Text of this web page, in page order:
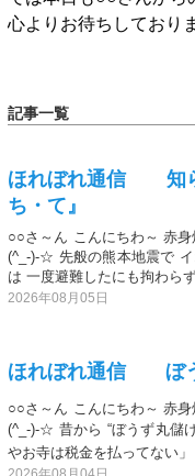
心よりお待ちしており
記事一覧
ほれぼれ通信 知ら
ち・て』
○○さ～ん こんにちわ～ 赤
(^_-)-☆ 先般の熊本地震で
は 一度避難したにも拘わら
2026年08月05日
ほれぼれ通信 ぼう
○○さ～ん こんにちわ～ 赤
(^_-)-☆ 昔から “ぼうず丸儲
やお寺は税金を払ってない」